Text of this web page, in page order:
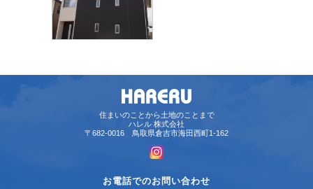
住まいのことから土地のことまで
ハレル 株式会社
〒682-0016 鳥取県倉吉市海田西町1-162
お電話でのお問い合わせ